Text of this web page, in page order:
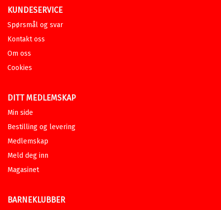
KUNDESERVICE
Spørsmål og svar
Kontakt oss
Om oss
Cookies
DITT MEDLEMSKAP
Min side
Bestilling og levering
Medlemskap
Meld deg inn
Magasinet
BARNEKLUBBER